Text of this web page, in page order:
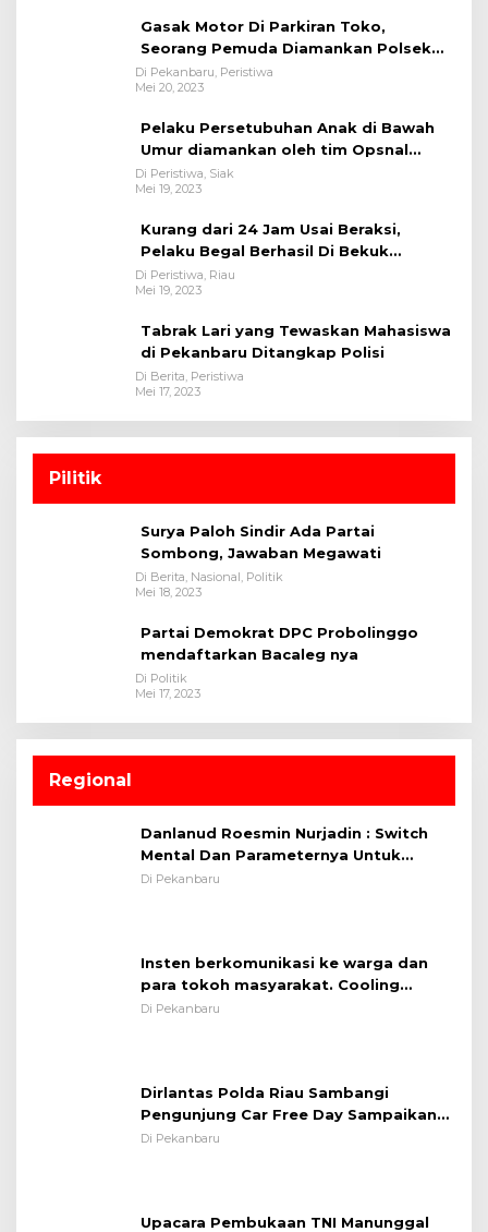
Gasak Motor Di Parkiran Toko,
Seorang Pemuda Diamankan Polsek
Bukit Raya
Di Pekanbaru, Peristiwa
Mei 20, 2023
Pelaku Persetubuhan Anak di Bawah
Umur diamankan oleh tim Opsnal
Polsek Tualang-Polres Siak-Polda Riau
Di Peristiwa, Siak
Mei 19, 2023
Kurang dari 24 Jam Usai Beraksi,
Pelaku Begal Berhasil Di Bekuk
Satreskrim Polres Kuansing
Di Peristiwa, Riau
Mei 19, 2023
Tabrak Lari yang Tewaskan Mahasiswa
di Pekanbaru Ditangkap Polisi
Di Berita, Peristiwa
Mei 17, 2023
Pilitik
Surya Paloh Sindir Ada Partai
Sombong, Jawaban Megawati
Di Berita, Nasional, Politik
Mei 18, 2023
Partai Demokrat DPC Probolinggo
mendaftarkan Bacaleg nya
Di Politik
Mei 17, 2023
Regional
Danlanud Roesmin Nurjadin : Switch
Mental Dan Parameternya Untuk
Melaksanakan ✈
Di Pekanbaru
Insten berkomunikasi ke warga dan
para tokoh masyarakat. Cooling
System OMP LK ²024 Polsek Rumbai,
Di Pekanbaru
Dirlantas Polda Riau Sambangi
Pengunjung Car Free Day Sampaikan
Pesan Edukasi Kamtibmas &
Di Pekanbaru
Upacara Pembukaan TNI Manunggal